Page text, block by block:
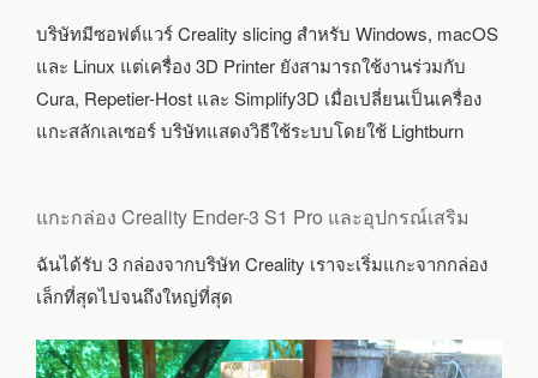
บริษัทมีซอฟต์แวร์ Creality slicing สำหรับ Windows, macOS
และ Linux แต่เครื่อง 3D Printer ยังสามารถใช้งานร่วมกับ
Cura, Repetier-Host และ Simplify3D เมื่อเปลี่ยนเป็นเครื่อง
แกะสลักเลเซอร์ บริษัทแสดงวิธีใช้ระบบโดยใช้ Lightburn
แกะกล่อง Creality Ender-3 S1 Pro และอุปกรณ์เสริม
ฉันได้รับ 3 กล่องจากบริษัท Creality เราจะเริ่มแกะจากกล่อง
เล็กที่สุดไปจนถึงใหญ่ที่สุด